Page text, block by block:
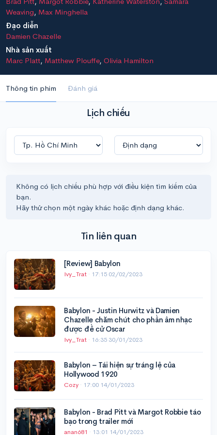
Weaving, Max Minghella
Đạo diễn
Damien Chazelle
Nhà sản xuất
Marc Platt, Matthew Plouffe, Olivia Hamilton
Thông tin phim Đánh giá
Lịch chiếu
Không có lịch chiếu phù hợp với điều kiện tìm kiếm của
bạn.
Hãy thử chọn một ngày khác hoặc định dạng khác.
Tin liên quan
[Review] Babylon
Ivy_Trat · 17:15 02/02/2023
Babylon - Justin Hurwitz và Damien
Chazelle chăm chút cho phần âm nhạc
được đề cử Oscar
Ivy_Trat · 16:35 30/01/2023
Babylon – Tái hiện sự tráng lệ của
Hollywood 1920
Cozy · 17:00 14/01/2023
Babylon - Brad Pitt và Margot Robbie táo
bạo trong trailer mới
anan681 · 13:01 14/01/2023